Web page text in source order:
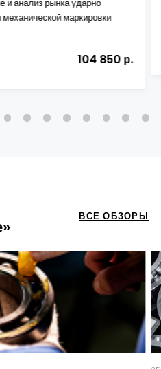
и анализ рынка ударно-
маркировки
104 850 р.
ВСЕ ОБЗОРЫ